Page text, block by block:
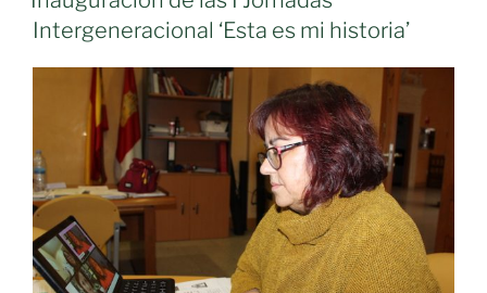
participación
matinal»
Intergeneracional ‘Esta es mi historia’